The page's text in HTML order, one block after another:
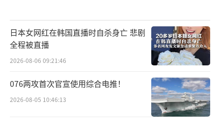
日本女网红在韩国直播时自杀身亡 悲剧
全程被直播
2026-08-06 09:21:46
076两攻首次官宣使用综合电推！
2026-08-05 10:46:13